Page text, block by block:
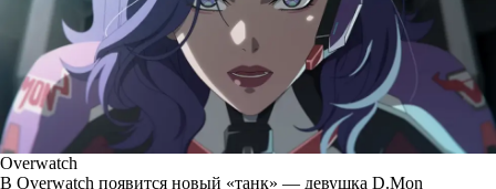
Overwatch
В Overwatch появится новый «танк» — девушка D.Mon